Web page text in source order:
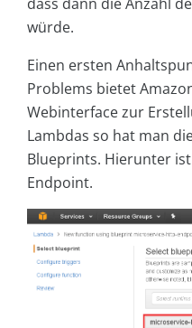
würde.
Einen ersten
Problems bietet
Webinterface zur
Lambdas so hat man
Blueprints. Hierunter
Endpoint.